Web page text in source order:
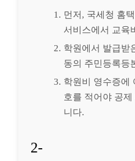
먼저, 국세청 홈
서비스에서 교육
학원에서 발급받
동의 주민등록등
학원비 영수증에
호를 적어야 공
니다.
2-